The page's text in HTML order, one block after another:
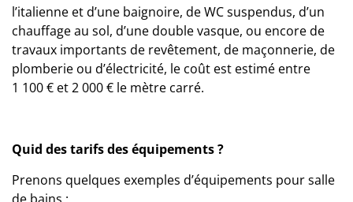
l’italienne et d’une baignoire, de WC suspendus, d’un
chauffage au sol, d’une double vasque, ou encore de
travaux importants de revêtement, de maçonnerie, de
plomberie ou d’électricité, le coût est estimé entre
1 100 € et 2 000 € le mètre carré.
Quid des tarifs des équipements ?
Prenons quelques exemples d’équipements pour salle